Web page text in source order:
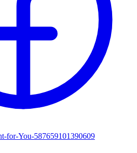
for-You-587659101390609